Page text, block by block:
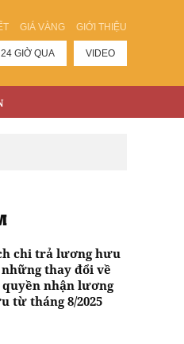
GIÁ VÀNG GIỚI THIỆU
24 GIỜ QUA VIDEO
chi trả lương hưu
thay đổi về
nhận lương
từ tháng 8/2025